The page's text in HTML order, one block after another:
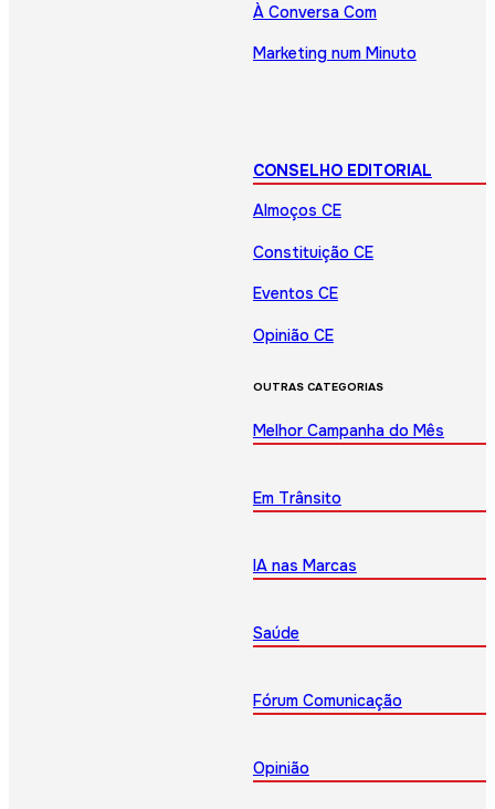
À Conversa Com
Marketing num Minuto
CONSELHO EDITORIAL
Almoços CE
Constituição CE
Eventos CE
Opinião CE
OUTRAS CATEGORIAS
Melhor Campanha do Mês
Em Trânsito
IA nas Marcas
Saúde
Fórum Comunicação
Opinião